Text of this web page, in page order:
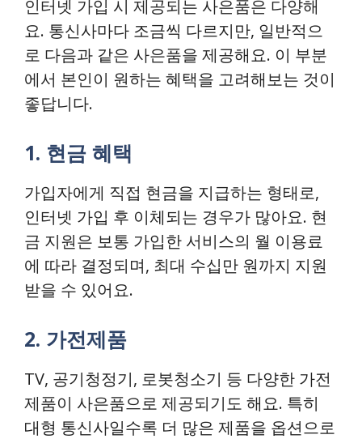
인터넷 가입 시 제공되는 사은품은 다양해
요. 통신사마다 조금씩 다르지만, 일반적으
로 다음과 같은 사은품을 제공해요. 이 부분
에서 본인이 원하는 혜택을 고려해보는 것이
좋답니다.
1. 현금 혜택
가입자에게 직접 현금을 지급하는 형태로,
인터넷 가입 후 이체되는 경우가 많아요. 현
금 지원은 보통 가입한 서비스의 월 이용료
에 따라 결정되며, 최대 수십만 원까지 지원
받을 수 있어요.
2. 가전제품
TV, 공기청정기, 로봇청소기 등 다양한 가전
제품이 사은품으로 제공되기도 해요. 특히
대형 통신사일수록 더 많은 제품을 옵션으로